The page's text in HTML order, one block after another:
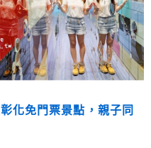
化免門票景點，親子同